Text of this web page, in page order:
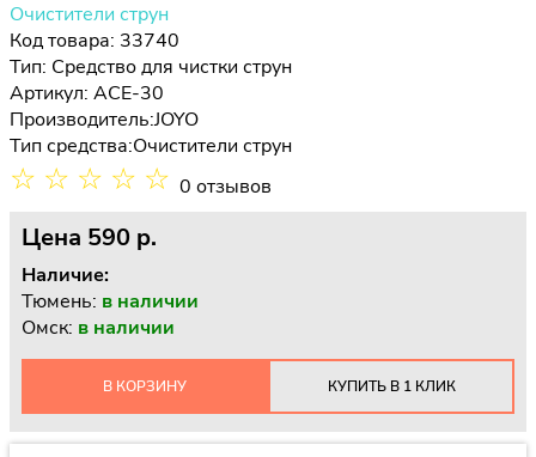
Очистители струн
Код товара: 33740
Тип: Средство для чистки струн
Артикул: ACE-30
Производитель:JOYO
Тип средства:Очистители струн
☆ ☆ ☆ ☆ ☆ 0 отзывов
Цена 590 p.
Наличие:
Тюмень: в наличии
Омск: в наличии
В КОРЗИНУ КУПИТЬ В 1 КЛИК